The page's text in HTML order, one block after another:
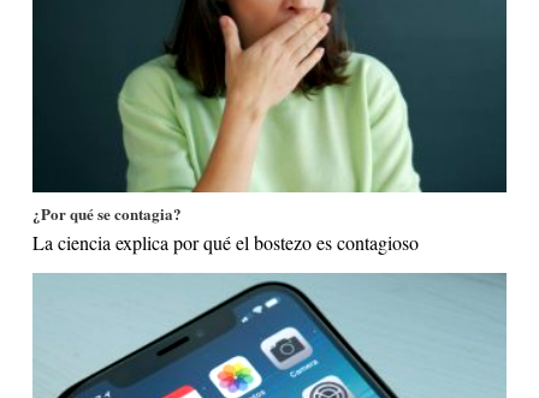
¿Por qué se contagia?
La ciencia explica por qué el bostezo es contagioso